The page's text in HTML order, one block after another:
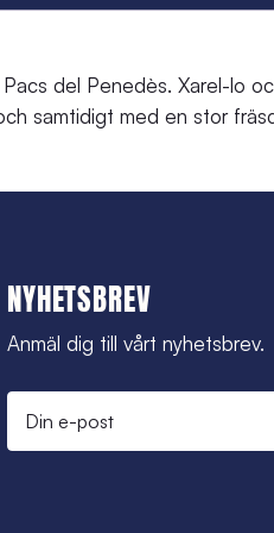
del Penedès. Xarel-lo
samtidigt med en stor
NYHETSBREV
Anmäl dig till vårt nyhetsbrev.